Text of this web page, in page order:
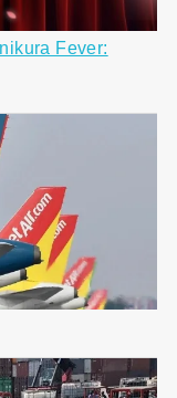
Fever: